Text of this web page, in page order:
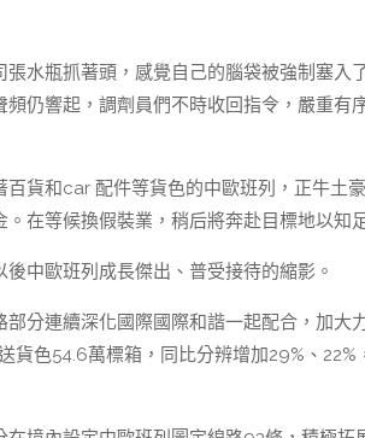
水瓶抓著頭，感覺自己的腦袋被強制塞入
仍響起，調劑員們不時收回指令，嚴重有
貨和car 配件等貨色的中歐班列，正牛土
在等候換假裝業，稍后將奔赴目標地以知
中歐班列成長傑出、普受接待的縮影。
分連續深化國際國際和諧一起配合，加大
色54.6萬標箱，同比分辨增加29%、22%